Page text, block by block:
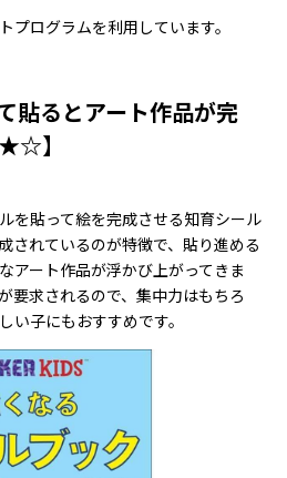
ログラムを利用しています。
貼るとアート作品が完
】
を貼って絵を完成させる知育シール
されているのが特徴で、貼り進める
アート作品が浮かび上がってきま
要求されるので、集中力はもちろ
い子にもおすすめです。